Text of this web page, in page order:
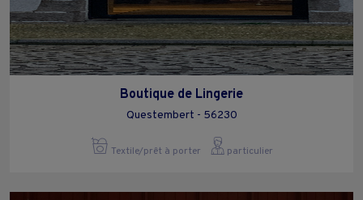
Boutique de Lingerie
Questembert - 56230
Textile/prêt à porter particulier